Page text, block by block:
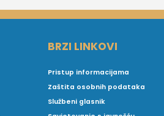
BRZI LINKOVI
Pristup informacijama
Zaštita osobnih podataka
Službeni glasnik